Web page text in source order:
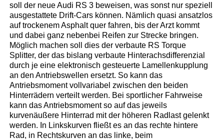
soll der neue Audi RS 3 beweisen, was sonst nur speziell
ausgestattete Drift-Cars können. Nämlich quasi ansatzlos
auf trockenem Asphalt quer fahren, bis der Arzt kommt
und dabei ganz nebenbei Reifen zur Strecke bringen.
Möglich machen soll dies der verbaute RS Torque
Splitter, der das bislang verbaute Hinterachsdifferenzial
durch je eine elektronisch gesteuerte Lamellenkupplung
an den Antriebswellen ersetzt. So kann das
Antriebsmoment vollvariabel zwischen den beiden
Hinterrädern verteilt werden. Bei sportlicher Fahrweise
kann das Antriebsmoment so auf das jeweils
kurvenäußere Hinterrad mit der höheren Radlast gelenkt
werden. In Linkskurven fließt es an das rechte hintere
Rad, in Rechtskurven an das linke, beim